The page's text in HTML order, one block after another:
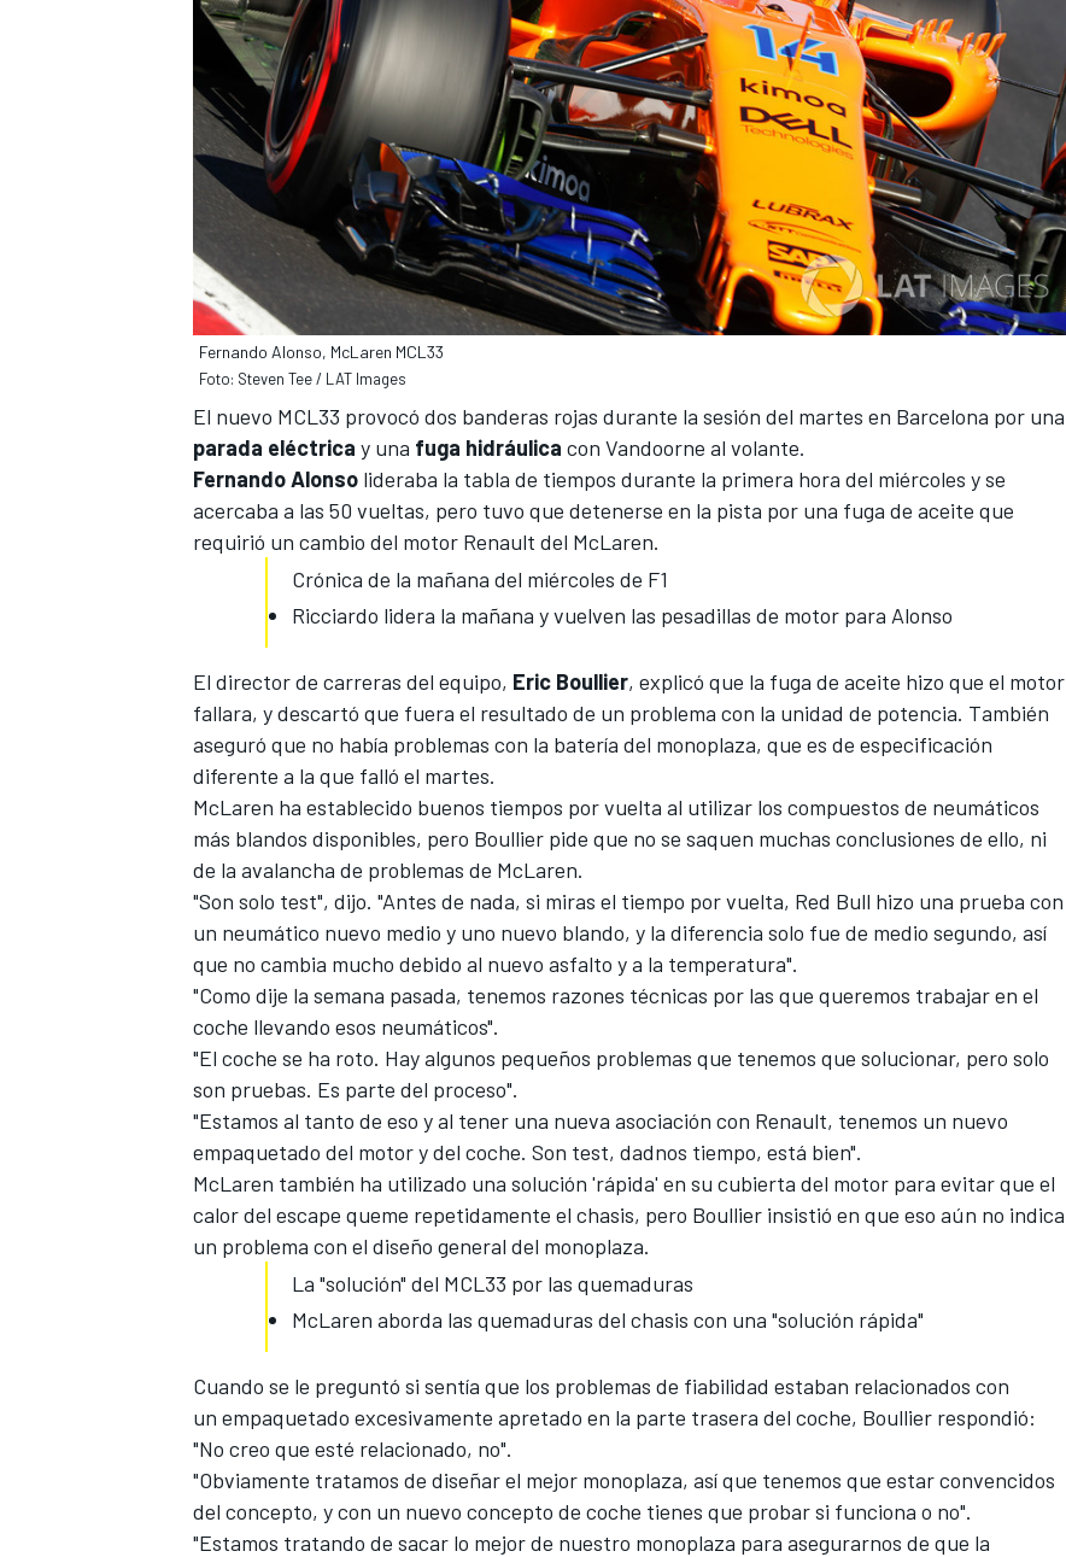
MÁS CATEGORÍAS
Fernando Alonso, McLaren MCL33
Foto: Steven Tee / LAT Images
El nuevo MCL33 provocó dos banderas rojas durante la sesión del martes en Barcelona por una
parada eléctrica y una fuga hidráulica con Vandoorne al volante.
Fernando Alonso lideraba la tabla de tiempos durante la primera hora del miércoles y se
acercaba a las 50 vueltas, pero tuvo que detenerse en la pista por una fuga de aceite que
requirió un cambio del motor Renault del McLaren.
Crónica de la mañana del miércoles de F1
Ricciardo lidera la mañana y vuelven las pesadillas de motor para Alonso
El director de carreras del equipo, Eric Boullier, explicó que la fuga de aceite hizo que el motor
fallara, y descartó que fuera el resultado de un problema con la unidad de potencia. También
aseguró que no había problemas con la batería del monoplaza, que es de especificación
diferente a la que falló el martes.
McLaren ha establecido buenos tiempos por vuelta al utilizar los compuestos de neumáticos
más blandos disponibles, pero Boullier pide que no se saquen muchas conclusiones de ello, ni
de la avalancha de problemas de McLaren.
"Son solo test", dijo. "Antes de nada, si miras el tiempo por vuelta, Red Bull hizo una prueba con
un neumático nuevo medio y uno nuevo blando, y la diferencia solo fue de medio segundo, así
que no cambia mucho debido al nuevo asfalto y a la temperatura".
"Como dije la semana pasada, tenemos razones técnicas por las que queremos trabajar en el
coche llevando esos neumáticos".
"El coche se ha roto. Hay algunos pequeños problemas que tenemos que solucionar, pero solo
son pruebas. Es parte del proceso".
"Estamos al tanto de eso y al tener una nueva asociación con Renault, tenemos un nuevo
empaquetado del motor y del coche. Son test, dadnos tiempo, está bien".
McLaren también ha utilizado una solución 'rápida' en su cubierta del motor para evitar que el
calor del escape queme repetidamente el chasis, pero Boullier insistió en que eso aún no indica
un problema con el diseño general del monoplaza.
La "solución" del MCL33 por las quemaduras
McLaren aborda las quemaduras del chasis con una "solución rápida"
Cuando se le preguntó si sentía que los problemas de fiabilidad estaban relacionados con
un empaquetado excesivamente apretado en la parte trasera del coche, Boullier respondió:
"No creo que esté relacionado, no".
"Obviamente tratamos de diseñar el mejor monoplaza, así que tenemos que estar convencidos
del concepto, y con un nuevo concepto de coche tienes que probar si funciona o no".
"Estamos tratando de sacar lo mejor de nuestro monoplaza para asegurarnos de que la